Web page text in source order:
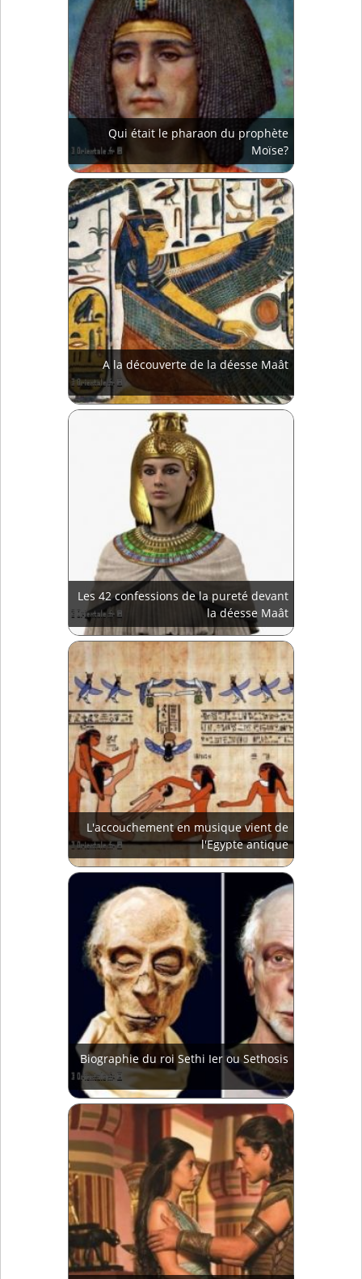
Qui était le pharaon du prophète
Moïse?
A la découverte de la déesse Maât
Les 42 confessions de la pureté devant
la déesse Maât
L'accouchement en musique vient de
l'Egypte antique
Biographie du roi Sethi Ier ou Sethosis